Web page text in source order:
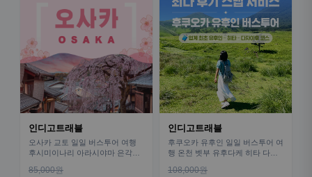
인디고트래블
오사카 교토 일일 버스투어 여행
후시미이나리 아라시야마 은각사
85,000원
인디고트래블
후쿠오카 유후인 일일 버스투어 여
행 온천 벳부 유후다케 히타 다자
108,000원